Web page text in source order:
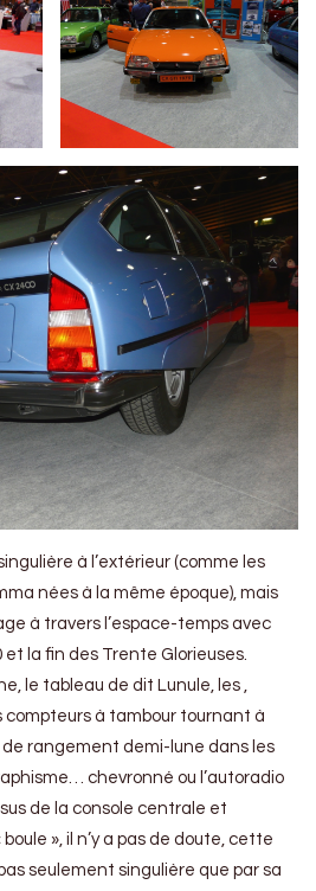
à l’extérieur (comme les
nées à la même époque), mais
à travers l’espace-temps avec
la fin des Trente Glorieuses.
le tableau de dit Lunule, les ,
à tambour tournant à
de rangement demi-lune dans les
chevronné ou l’autoradio
de la console centrale et
», il n’y a pas de doute, cette
seulement singulière que par sa